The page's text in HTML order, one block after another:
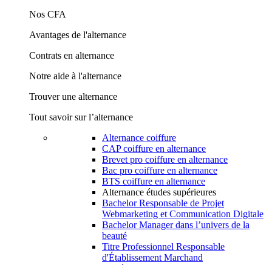
Nos CFA
Avantages de l'alternance
Contrats en alternance
Notre aide à l'alternance
Trouver une alternance
Tout savoir sur l’alternance
Alternance coiffure
CAP coiffure en alternance
Brevet pro coiffure en alternance
Bac pro coiffure en alternance
BTS coiffure en alternance
Alternance études supérieures
Bachelor Responsable de Projet
Webmarketing et Communication Digitale
Bachelor Manager dans l’univers de la
beauté
Titre Professionnel Responsable
d'Établissement Marchand